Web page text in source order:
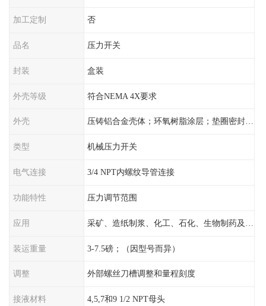
加工定制 否
品名 压力开关
封装 盒装
外壳等级 符合NEMA 4X要求
外壳 压铸铝合金壳体；环氧树脂涂层；垫圈密封；卡紧螺丝
类型 机械压力开关
电气连接 3/4 NPT内螺纹导管连接
功能特性 压力调节范围
应用
装运重量 3-7.5磅；（因型号而异）
调整 外部螺丝刀槽调整和量程刻度
接液材料 4,5,7和9 1/2 NPT母头